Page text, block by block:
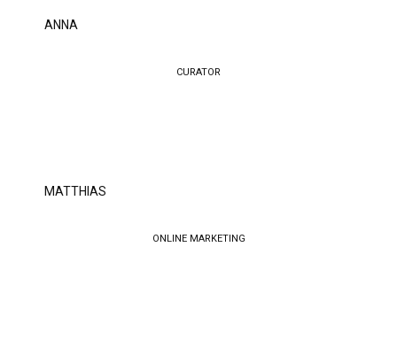
ANNA
CURATOR
MATTHIAS
ONLINE MARKETING